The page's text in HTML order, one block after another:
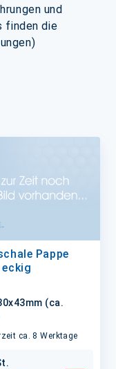
und
finden die
Pappe
eckig
(ca.
ca. 8 Werktage